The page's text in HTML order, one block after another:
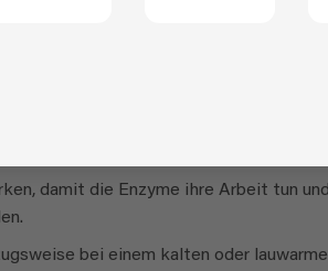
um Uringerüche vollständig zu
Wasser aus, um überschüssigen
sodass der Stoff gut durchtränkt ist.
damit die Enzyme ihre Arbeit tun
bei einem kalten oder